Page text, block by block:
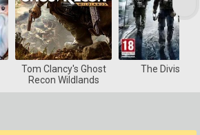
Deus Ex Mankind
Divided
Deadlight